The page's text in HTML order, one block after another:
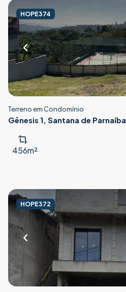
HOPE374
Terreno em Condomínio
Gênesis 1, Santana de Parnaíba
456m²
HOPE372